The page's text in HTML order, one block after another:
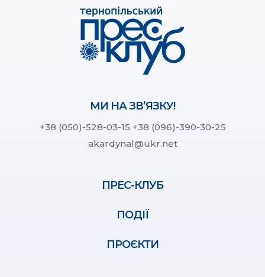
МИ НА ЗВ’ЯЗКУ!
+38 (050)-528-03-15 +38 (096)-390-30-25
akardynal@ukr.net
ПРЕС-КЛУБ
ПОДІЇ
ПРОЄКТИ